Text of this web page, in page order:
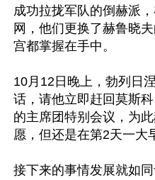
成功拉拢军队的倒赫派
网，他们更换了赫鲁晓
宫都掌握在手中。
10月12日晚上，勃列日
话，请他立即赶回莫斯
的主席团特别会议，为
愿，但还是在第2天一大
接下来的事情发展就如